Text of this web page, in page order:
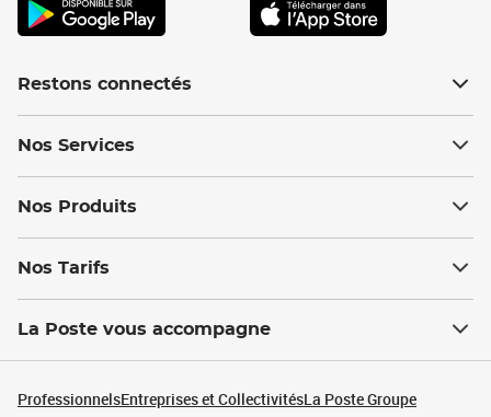
Restons connectés
Nos Services
Nos Produits
Nos Tarifs
La Poste vous accompagne
ProfessionnelsEntreprises et CollectivitésLa Poste Groupe